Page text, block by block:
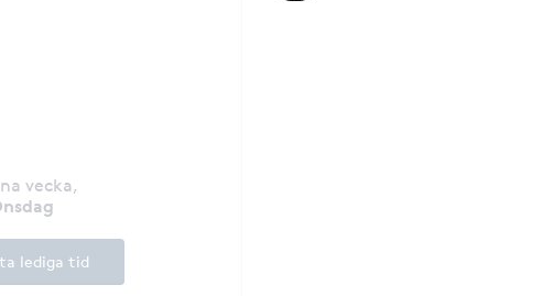
vecka,
lediga tid